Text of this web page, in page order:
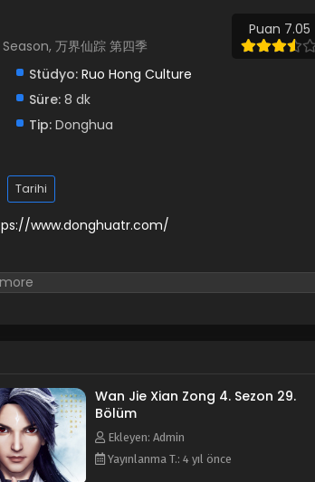
万界仙踪 第四季
Puan 7.05
Stüdyo: Ruo Hong Culture
Süre:8 dk
Tip:Donghua
Tarihi
www.donghuatr.com/
Wan Jie Xian Zong 4. Sezon 29.
Bölüm
Ekleyen: Admin
Yayınlanma T.: 4 yıl önce